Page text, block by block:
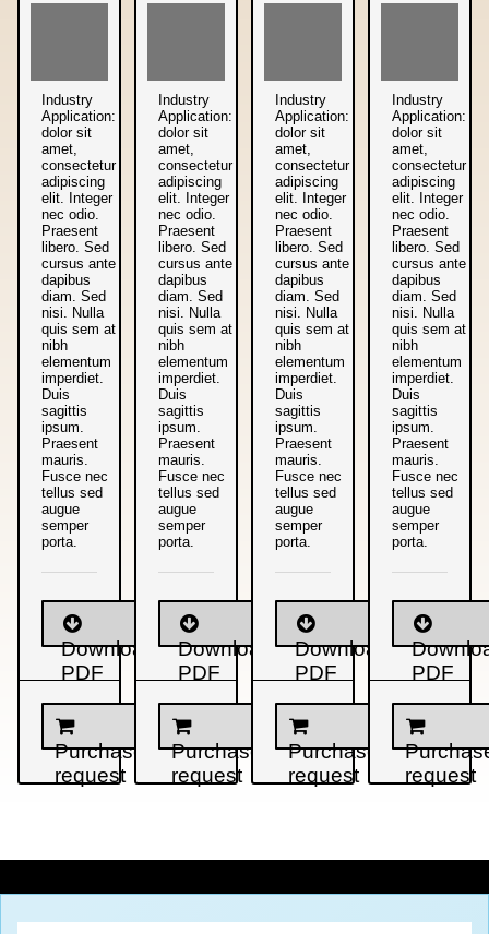
Industry
Application:
dolor sit
amet,
consectetur
adipiscing
elit. Integer
nec odio.
Praesent
libero. Sed
cursus ante
dapibus
diam. Sed
nisi. Nulla
quis sem at
nibh
elementum
imperdiet.
Duis
sagittis
ipsum.
Praesent
mauris.
Fusce nec
tellus sed
augue
semper
porta.
Download
PDF
Purchase
request
Industry
Application:
dolor sit
amet,
consectetur
adipiscing
elit. Integer
nec odio.
Praesent
libero. Sed
cursus ante
dapibus
diam. Sed
nisi. Nulla
quis sem at
nibh
elementum
imperdiet.
Duis
sagittis
ipsum.
Praesent
mauris.
Fusce nec
tellus sed
augue
semper
porta.
Download
PDF
Purchase
request
Industry
Application:
dolor sit
amet,
consectetur
adipiscing
elit. Integer
nec odio.
Praesent
libero. Sed
cursus ante
dapibus
diam. Sed
nisi. Nulla
quis sem at
nibh
elementum
imperdiet.
Duis
sagittis
ipsum.
Praesent
mauris.
Fusce nec
tellus sed
augue
semper
porta.
Download
PDF
Purchase
request
Industry
Application:
dolor sit
amet,
consectetur
adipiscing
elit. Integer
nec odio.
Praesent
libero. Sed
cursus ante
dapibus
diam. Sed
nisi. Nulla
quis sem at
nibh
elementum
imperdiet.
Duis
sagittis
ipsum.
Praesent
mauris.
Fusce nec
tellus sed
augue
semper
porta.
PDF
request